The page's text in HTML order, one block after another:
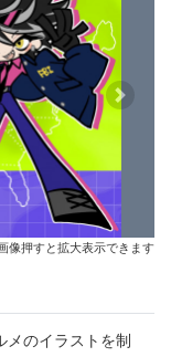
Next
像押すと拡大表示できます
メのイラストを制